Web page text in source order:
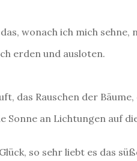
wonach ich mich sehne,
erden und ausloten.
das Rauschen der
Sonne an Lichtungen
so sehr liebt es das